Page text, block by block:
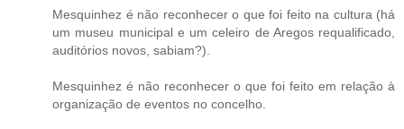
Mesquinhez é não reconhecer o que foi feito na cultura (há
um museu municipal e um celeiro de Aregos requalificado,
auditórios novos, sabiam?).
Mesquinhez é não reconhecer o que foi feito em relação à
organização de eventos no concelho.